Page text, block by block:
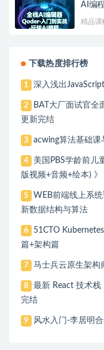
AI编程
精品课
下载热度排行榜
1 深入浅出
2
BAT大厂面试官全
更新完结
3 acwing算法基础课
4
美国PBS学龄前儿
版视频+音频+绘本) 》
5
WEB前端线上系
新数据结构与算法
6
51CTO
篇+架构篇
7 马士兵云原生架构
8
最新 React 技术
完结
9 风水入门-李居明